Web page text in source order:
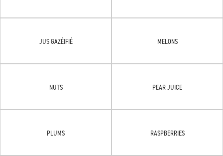
JUS GAZÉIFIÉ MELONS
NUTS PEAR JUICE
PLUMS RASPBERRIES